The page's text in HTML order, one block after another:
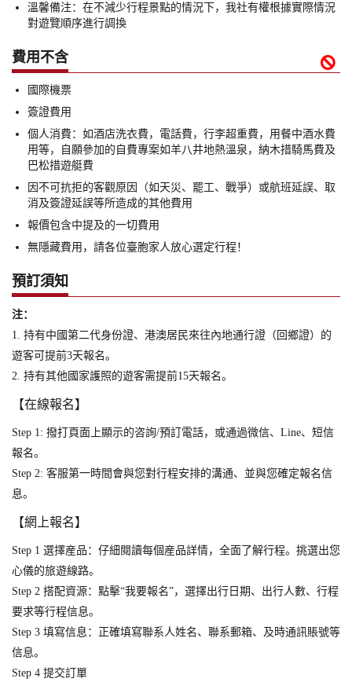
溫馨備注：在不減少行程景點的情況下，我社有權根據實際情況
對遊覽順序進行調換
費用不含 
國際機票
簽證費用
個人消費：如酒店洗衣費，電話費，行李超重費，用餐中酒水費
用等，自願參加的自費專案如羊八井地熱溫泉，納木措騎馬費及
巴松措遊艇費
因不可抗拒的客觀原因（如天災、罷工、戰爭）或航班延誤、取
消及簽證延誤等所造成的其他費用
報價包含中提及的一切費用
無隱藏費用，請各位臺胞家人放心選定行程！
預訂須知
注：
1. 持有中國第二代身份證、港澳居民來往內地通行證（回鄉證）的
遊客可提前3天報名。
2. 持有其他國家護照的遊客需提前15天報名。
【在線報名】
Step 1: 撥打頁面上顯示的咨詢/預訂電話，或通過微信、Line、短信
報名。
Step 2: 客服第一時間會與您對行程安排的溝通、並與您確定報名信
息。
【網上報名】
Step 1 選擇産品：仔細閱讀每個産品詳情，全面了解行程。挑選出您
心儀的旅遊線路。
Step 2 搭配資源：點擊“我要報名”，選擇出行日期、出行人數、行程
要求等行程信息。
Step 3 填寫信息：正確填寫聯系人姓名、聯系郵箱、及時通訊賬號等
信息。
Step 4 提交訂單